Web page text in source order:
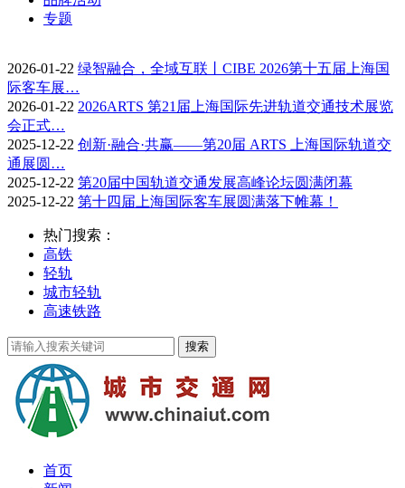
专题
2026-01-22 绿智融合，全域互联丨CIBE 2026第十五届上海国
际客车展…
2026-01-22 2026ARTS 第21届上海国际先进轨道交通技术展览
会正式…
2025-12-22 创新·融合·共赢——第20届 ARTS 上海国际轨道交
通展圆…
2025-12-22 第20届中国轨道交通发展高峰论坛圆满闭幕
2025-12-22 第十四届上海国际客车展圆满落下帷幕！
热门搜索：
高铁
轻轨
城市轻轨
高速铁路
首页